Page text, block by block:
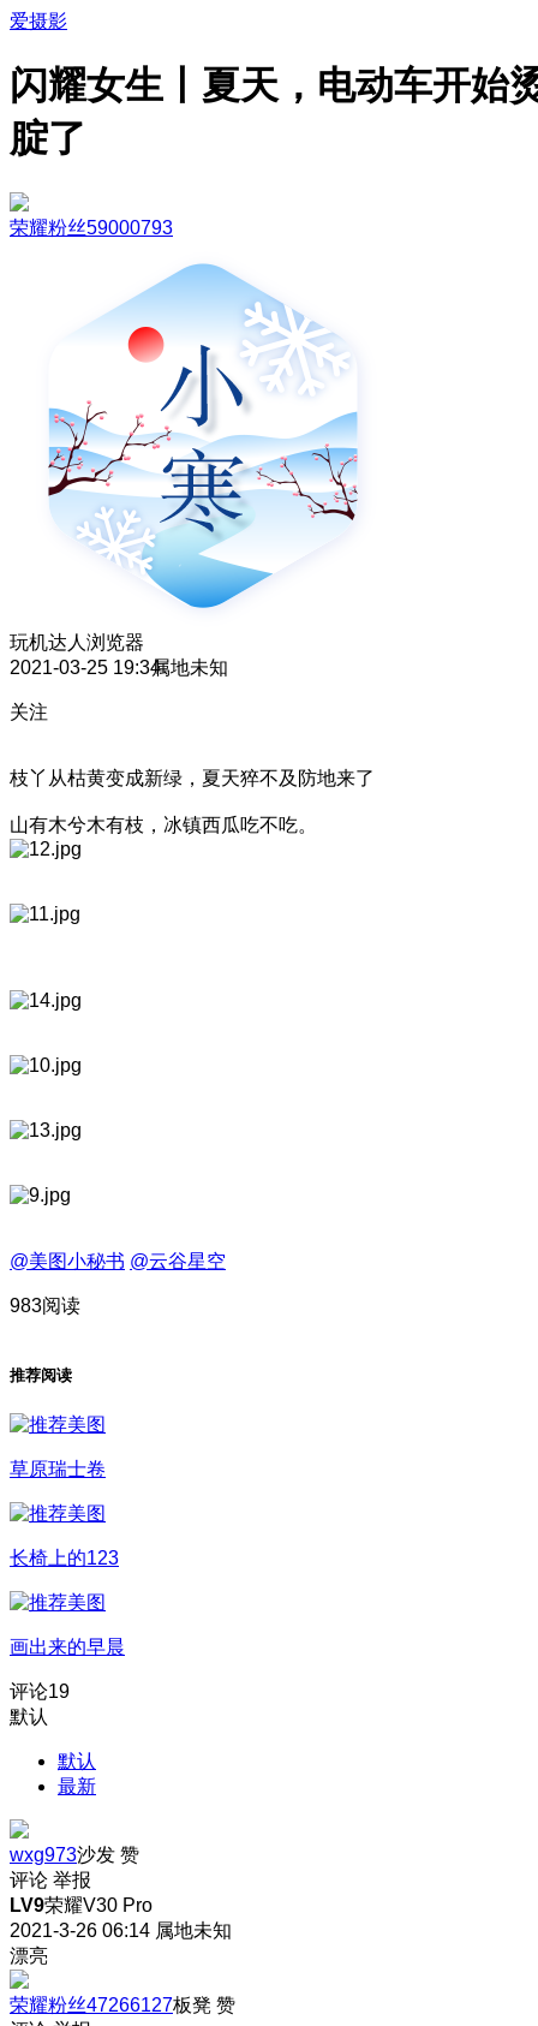
爱摄影
闪耀女生丨夏天，电动车开始
腚了
荣耀粉丝59000793
玩机达人 浏览器
2021-03-25 19:34属地未知
关注
枝丫从枯黄变成新绿，夏天猝不及防地来了
山有木兮木有枝，冰镇西瓜吃不吃。
@美图小秘书 @云谷星空
983阅读
推荐阅读
草原瑞士卷
长椅上的123
画出来的早晨
评论19
默认
默认
最新
wxg973沙发 赞
评论 举报
LV9荣耀V30 Pro
2021-3-26 06:14 属地未知
漂亮
荣耀粉丝47266127板凳 赞